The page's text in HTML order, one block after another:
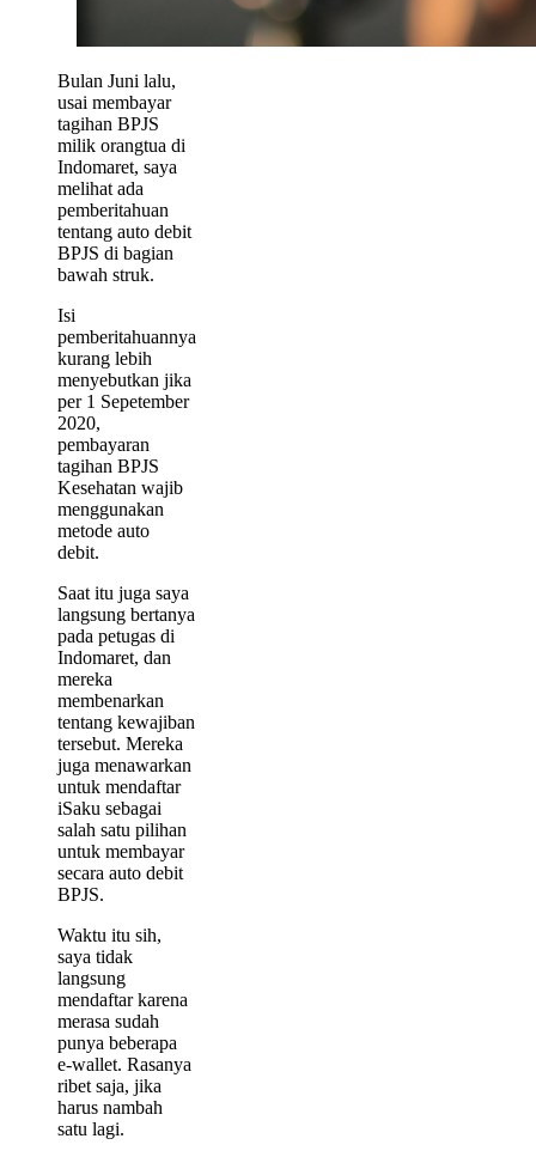
Bulan Juni lalu,
usai membayar
tagihan BPJS
milik orangtua di
Indomaret, saya
melihat ada
pemberitahuan
tentang auto debit
BPJS di bagian
bawah struk.
Isi
pemberitahuannya
kurang lebih
menyebutkan jika
per 1 Sepetember
2020,
pembayaran
tagihan BPJS
Kesehatan wajib
menggunakan
metode auto
debit.
Saat itu juga saya
langsung bertanya
pada petugas di
Indomaret, dan
mereka
membenarkan
tentang kewajiban
tersebut. Mereka
juga menawarkan
untuk mendaftar
iSaku sebagai
salah satu pilihan
untuk membayar
secara auto debit
BPJS.
Waktu itu sih,
saya tidak
langsung
mendaftar karena
merasa sudah
punya beberapa
e-wallet. Rasanya
ribet saja, jika
harus nambah
satu lagi.